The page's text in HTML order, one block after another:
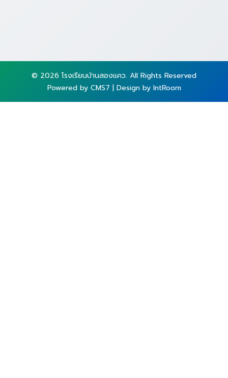
© 2026 โรงเรียนบ้านสองแคว. All Rights Reserved
Powered by CMS7 | Design by IntRoom